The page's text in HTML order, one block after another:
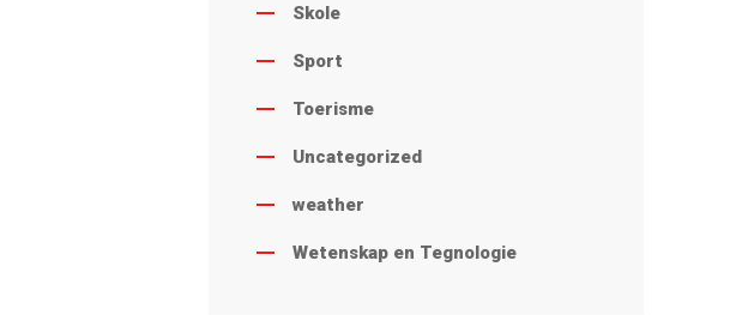
Skole
Sport
Toerisme
Uncategorized
weather
Wetenskap en Tegnologie